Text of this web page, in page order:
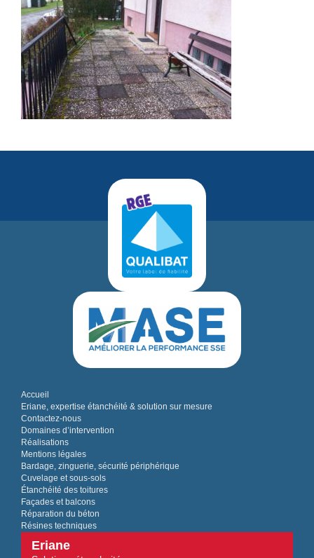
Accueil
Eriane, expertise étanchéité & solution sur mesure
Contactez-nous
Domaines d’intervention
Réalisations
Mentions légales
Bardage, zinguerie, sécurité périphérique
Cuvelage et sous-sols
Étanchéité des toitures
Façades et balcons
Réparation du béton
Résines techniques
Eriane